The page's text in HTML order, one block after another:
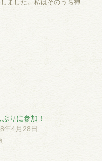
ました。私はそのうち神
ぶりに参加！
年4月28日